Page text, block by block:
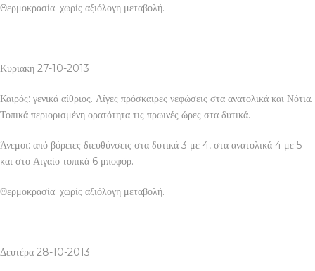
Θερμοκρασία: χωρίς αξιόλογη μεταβολή.
Κυριακή 27-10-2013
Καιρός: γενικά αίθριος. Λίγες πρόσκαιρες νεφώσεις στα ανατολικά και Νότια.
Τοπικά περιορισμένη ορατότητα τις πρωινές ώρες στα δυτικά.
Άνεμοι: από βόρειες διευθύνσεις στα δυτικά 3 με 4, στα ανατολικά 4 με 5
και στο Αιγαίο τοπικά 6 μποφόρ.
Θερμοκρασία: χωρίς αξιόλογη μεταβολή.
Δευτέρα 28-10-2013